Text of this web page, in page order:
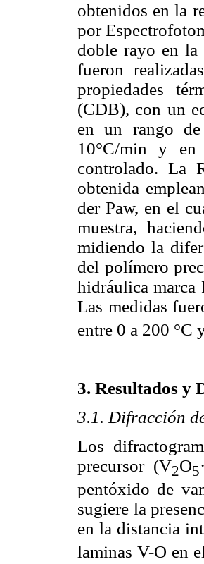
obtenidos en la
por
doble rayo en la
fueron
propiedades
(CDB), con un
en un rango
10°C/min y en
controlado. La
obtenida
der Paw, en el
muestra,
midiendo la
del polímero
hidráulica marca
Las medidas
entre 0 a 200 °C
3. Resultados y
3.1. Difracción
Los
precursor (V2O5
pentóxido de
sugiere la
en la distancia
laminas V-O en